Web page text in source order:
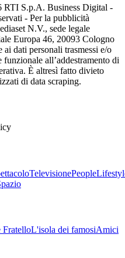
RTI S.p.A. Business Digital -
- Per la pubblicità
N.V., sede legale
Europa 46, 20093 Cologno
ai dati personali trasmessi e/o
all’addestramento di
È altresì fatto divieto
di data scraping.
TelevisionePeople
FratelloL'isola dei famosiAmici